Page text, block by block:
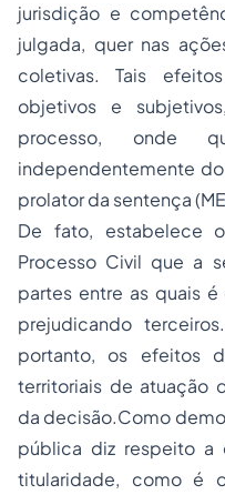
jurisdição e
julgada, quer nas
coletivas. Tais
objetivos e
processo, onde
independentemente
prolator da sentença
De fato, estabelece
Processo Civil que a
partes entre as quais
prejudicando
portanto, os efeitos
territoriais de atuação
da decisão.Como
pública diz respeito a
titularidade, como é